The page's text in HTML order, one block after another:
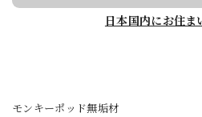
日本国内にお住ま
モンキーポッド無垢材